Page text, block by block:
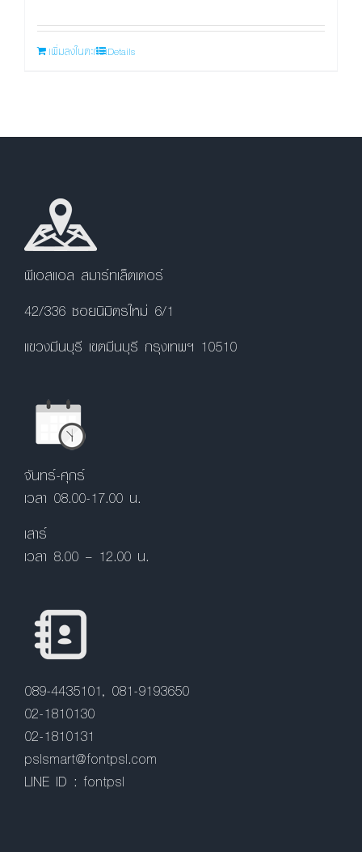
เพิ่มลงในตะกร้าDetails
พีเอสแอล สมาร์ทเล็ตเตอร์
42/336 ซอยนิมิตรใหม่ 6/1
แขวงมีนบุรี เขตมีนบุรี กรุงเทพฯ 10510
จันทร์-ศุกร์
เวลา 08.00-17.00 น.
เสาร์
เวลา 8.00 – 12.00 น.
089-4435101, 081-9193650
02-1810130
02-1810131
pslsmart@fontpsl.com
LINE ID : fontpsl